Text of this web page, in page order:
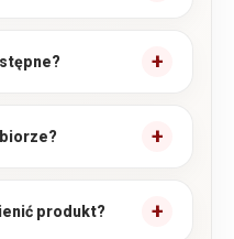
produkt?